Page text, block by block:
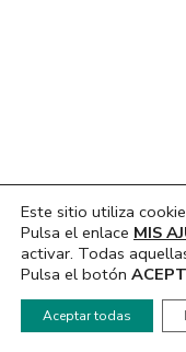
Este sitio utiliza
Pulsa el enlace MIS
activar. Todas
Pulsa el botón
Aceptar todas
Hola,